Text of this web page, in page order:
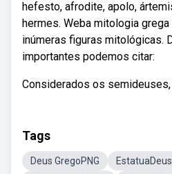
hefesto, afrodite, apolo,
hermes. Weba mitologia
inúmeras figuras mitológicas.
importantes podemos citar:
Considerados os
Tags
Deus GregoPNG